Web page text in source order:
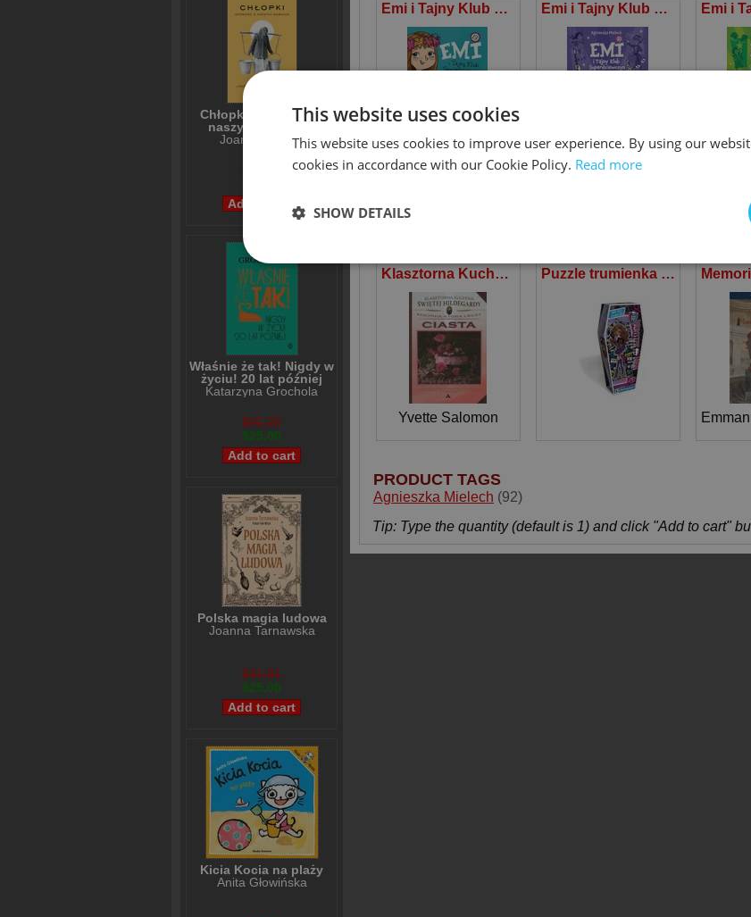
Chłopki Opowieść o
naszych babkach
Joanna Kuciel-
$36,41
Właśnie że tak! Nigdy w
życiu! 20 lat później
Katarzyna Grochola
$31,22
$25,00
Polska magia ludowa
Joanna Tarnawska
$31,91
$25,00
Kicia Kocia na plaży
Anita Głowińska
Emi i Tajny Klub Superdziewczyn List w butelce Tom 8
Agnieszka Mielech
Emi i Tajny Klub Superdziewczyn 9 Hokus-Pokus
Agnieszka Mielech
Klasztorna Kuchnia Św Hildegardy Ciasta Kuchnia która leczy
Yvette Salomon
Puzzle trumienka Monster High Clawdeen Wolf 150
PRODUCT TAGS
Agnieszka Mielech (92)
Tip: Type the quantity (default is 1) and click "Add to cart"
This website uses cookies
This website uses cookies to improve user experience. By using our
cookies in accordance with our Cookie Policy. Read more
SHOW DETAILS